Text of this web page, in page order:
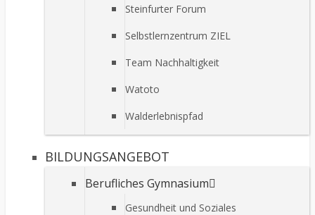
Steinfurter Forum
Selbstlernzentrum ZIEL
Team Nachhaltigkeit
Watoto
Walderlebnispfad
BILDUNGSANGEBOT
Berufliches Gymnasium
Gesundheit und Soziales